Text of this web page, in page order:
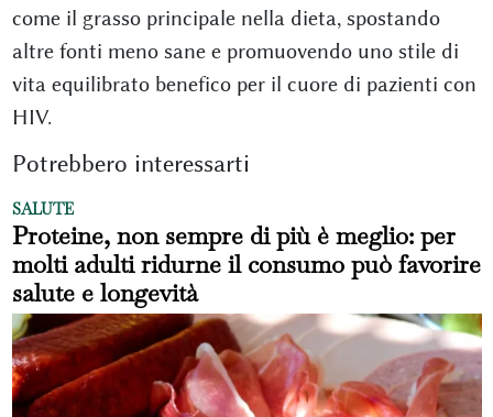
come il grasso principale nella dieta, spostando
altre fonti meno sane e promuovendo uno stile di
vita equilibrato benefico per il cuore di pazienti con
HIV.
Potrebbero interessarti
SALUTE
Proteine, non sempre di più è meglio: per
molti adulti ridurne il consumo può favorire
salute e longevità